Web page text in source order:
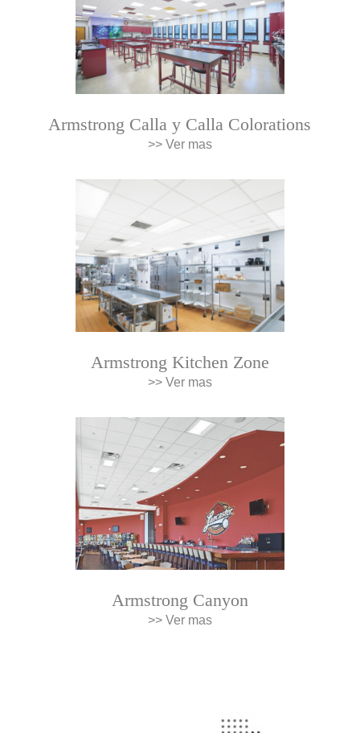
Armstrong Calla y Calla Colorations
>> Ver mas
Armstrong Kitchen Zone
>> Ver mas
Armstrong Canyon
>> Ver mas